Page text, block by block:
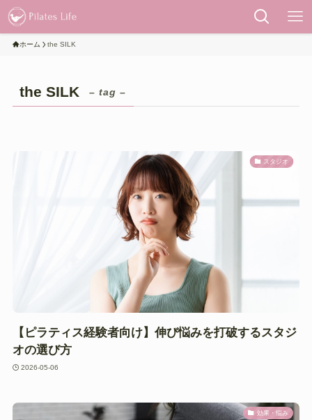
ホーム the SILK
the SILK – tag –
スタジオ
【ピラティス経験者向け】伸び悩みを打破するスタジ
オの選び方
2026-05-06
効果・悩み